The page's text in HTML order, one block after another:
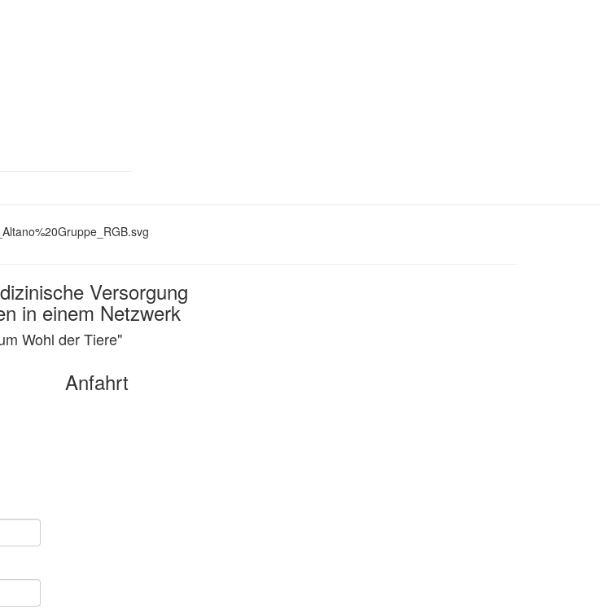
Versorgung
in einem Netzwerk
Wohl der Tiere"
Anfahrt